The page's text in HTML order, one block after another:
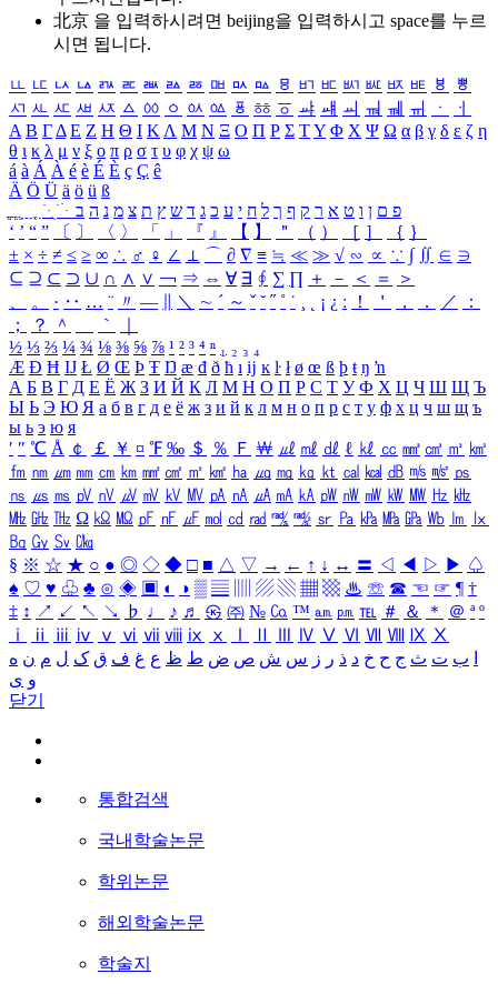
北京 을 입력하시려면 beijing을 입력하시고 space를 누르
시면 됩니다.
ㅥ ㅦ ㅧ ㅨ ㅩ ㅪ ㅫ ㅬ ㅭ ㅮ ㅯ ㅰ ㅱ ㅲ ㅳ ㅴ ㅵ ㅶ ㅷ ㅸ
ㅹ
ㅺ ㅻ ㅼ ㅽ ㅾ ㅿ ㆀ ㆁ ㆂ ㆃ ㆄ ㆅ ㆆ ㆇ ㆈ ㆉ ㆊ ㆋ ㆌ ㆍ
ㆎ
Α Β ΓΔ Ε Ζ Η Θ Ι ΚΛ Μ Ν Ξ Ο Π Ρ Σ ΤΥ Φ Χ Ψ Ω α β γ δ ε ζ η
θ ι κ λ μ ν ξ ο π ρ σ τ υ φ χ ψ ω
á à Á À é è É È ç Ç ê
Ä Ö Ü ä ö ü ß
ִֶֹ ֻּ ׁׂ פ ם ן ו ט א ר ק ף ך ל ח י ע כ ג ד ש ץ ת צ מ נ ה ב
‘ ’ “ ” 〔 〕 〈 〉 「 」 『 』 【 】 ＂ （ ） ［ ］ ｛ ｝
± × ÷ ≠ ≤ ≥ ∞ ∴ ♂ ♀ ∠ ⊥ ⌒ ∂ ∇ ≡ ≒ ≪ ≫ √ ∽ ∝ ∵ ∫ ∬ ∈ ∋
⊆ ⊇ ⊂ ⊃ ∪ ∩ ∧ ∨ ￢ ⇒ ⇔ ∀ ∃ ∮ ∑ ∏ ＋ － ＜ ＝
＞
、
。 · ‥ … ¨ 〃 ― ＼ ∼ ´ ～ ˇ ˘ ˝ ˚ ˙ ¸ ¡ ¿ ː ！ ＇ ， ． ／
：
；
？ ＾ ｀
½ ⅓ ⅔ ¼ ¾ ⅛ ⅜ ⅝ ⅞ ¹ ² ³ ⁴ ⁿ ₁ ₂ ₃ ₄
Æ Ð Ħ Ĳ Ł Ø Œ Þ Ŧ Ŋ æ đ ð ħ ı ĳ ĸ ŀ ł ø œ ß þ ŧ ŋ ŉ
А Б В Г Д Е Ё Ж З И Й К Л М Н О П Р С Т У Ф Х Ц Ч Ш Щ Ъ
Ы Ь Э Ю Я а б в г д е ё ж з и й к л м н о п р с т у ф х ц ч ш щ ъ
ы ь э ю я
′ ″ ℃ Å ￠ ￡ ￥ ¤ ℉ ‰ ＄ ％ Ｆ ￦ ㎕ ㎖ ㎗ ℓ ㎘ ㏄ ㎣ ㎤ ㎥ ㎦
㎙ ㎚ ㎛ ㎜ ㎝ ㎞ ㎟ ㎠ ㎡ ㎢ ㏊ ㎍ ㎎ ㎏ ㏏ ㎈ ㎉ ㏈ ㎧ ㎨ ㎰
㎱ ㎲ ㎳ ㎴ ㎵ ㎶ ㎷ ㎸ ㎹ ㎀ ㎁ ㎂ ㎃ ㎄ ㎺ ㎻ ㎽ ㎾ ㎿ ㎐ ㎑
㎒ ㎓ ㎔ Ω ㏀ ㏁ ㎊ ㎋ ㎌ ㏖ ㏅ ㎭ ㎮ ㎯ ㏛ ㎩ ㎪ ㎫ ㎬ ㏝ ㏐
㏓
㏃ ㏉ ㏜ ㏆
§ ※ ☆ ★ ○ ● ◎ ◇ ◆ □ ■ △ ▽ → ← ↑ ↓ ↔ 〓 ◁ ◀ ▷ ▶ ♤
♠ ♡ ♥ ♧ ♣ ⊙ ◈ ▣ ◐ ◑ ▒ ▤ ▨ ▧ ▦ ▩ ♨ ☏ ☎ ☜ ☞ ¶ †
‡ ↕ ↗ ↙ ↖ ↘ ♭ ♩ ♪ ♬ ㉿ ㈜ № ㏇ ™ ㏂ ㏘ ℡ ＃ ＆ ＊ ＠ ª º
ⅰ
ⅱ ⅲ ⅳ ⅴ ⅵ ⅶ ⅷ ⅸ ⅹ Ⅳ Ⅴ Ⅵ Ⅶ Ⅷ Ⅸ Ⅹ
ب ت ث ج ح خ د ذ ر ز س ش ص ض ط ظ ع غ ف ق ک ل م ن ه
و ی
닫기
통합검색
국내학술논문
학위논문
해외학술논문
학술지